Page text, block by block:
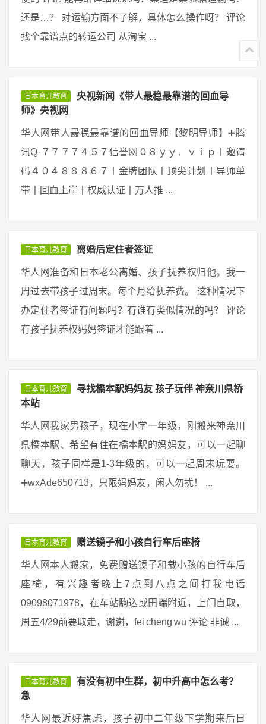
还是…？ 对运输方面不了解，具体怎么操作呀？ 评论
找个靠谱点的转运公司 从淘宝 ...
日本育儿教育
央视新闻《带人最稳最靠谱的回血导
师》央视网
华人网带人最稳最靠谱的回血导师【黎明导师】➕腾
讯Q·７７７７４５７信誉网０８ｙｙ．ｖｉｐ丨邀请
码４０４８８８６７丨金牌团队丨顶尖计划丨导师单
带丨回血上岸丨权威认证丨万人推 ...
日本育儿教育 离婚后定住者签证
华人网准备和日本老公离婚、孩子抚养权归他。我一
周过去带孩子过周末。每个月给抚养费。 这种情况下
办定住者签证有问题吗？有谁有类似情况的吗？ 评论
有孩子抚养权妈妈签证才能跟着 ...
日本育儿教育
寻找橋本駅妈妈友 孩子玩伴 神奈川県桥
本站
华人网我家男孩子，现在小学一年级，刚搬来神奈川
県橋本駅、希望有住在橋本駅的妈妈友，可以一起聊
聊天，孩子同样是1-3年级的，可以一起周末玩耍。
➕wxAde650713，只限妈妈友，闲人勿扰！ ...
日本育儿教育 赠送镜子和小孩自行车后座椅
华人网本人搬家，免费赠送镜子和载小孩的自行车后
座椅，有兴趣者晚上7点到八点之间打我电话
09098071978，在车站駒込或田端附近，上门自取，
周五4/29前要取走，谢谢，fei cheng wu 评论 非诚 ...
日本育儿教育
有没有初中生群，初中升高中怎么考？
急
华人网最近好焦虑，孩子初中二年级下学期来后日